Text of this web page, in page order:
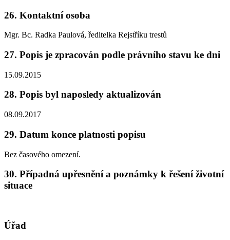
26. Kontaktní osoba
Mgr. Bc. Radka Paulová, ředitelka Rejstříku trestů
27. Popis je zpracován podle právního stavu ke dni
15.09.2015
28. Popis byl naposledy aktualizován
08.09.2017
29. Datum konce platnosti popisu
Bez časového omezení.
30. Případná upřesnění a poznámky k řešení životní
situace
Úřad